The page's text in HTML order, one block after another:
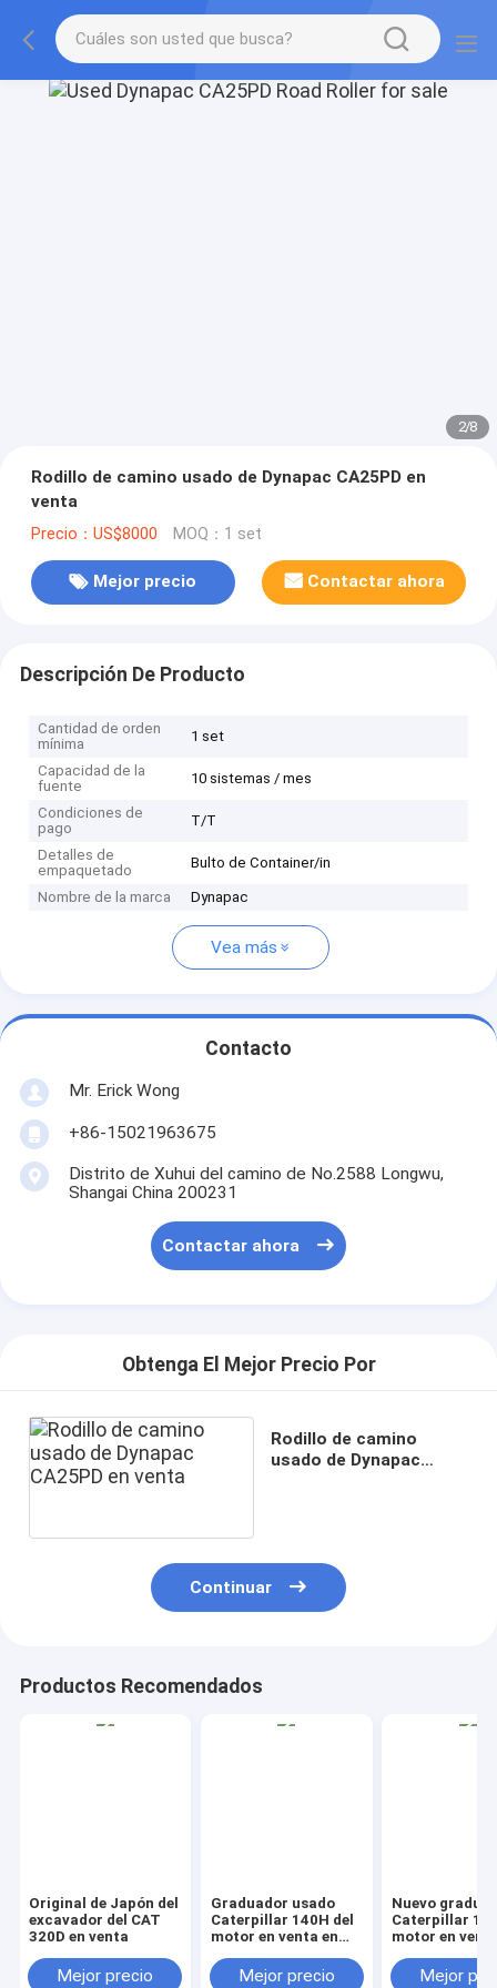
2/8
Rodillo de camino usado de Dynapac CA25PD en
venta
Precio：US$8000 MOQ：1 set
Mejor precio Contactar ahora
Descripción De Producto
Cantidad de orden
mínima
1 set
Capacidad de la
fuente
10 sistemas / mes
Condiciones de
pago
T/T
Detalles de
empaquetado
Bulto de Container/in
Nombre de la marca Dynapac
Vea más
Contacto
Mr. Erick Wong
+86-15021963675
Distrito de Xuhui del camino de No.2588 Longwu,
Shangai China 200231
Contactar ahora
Obtenga El Mejor Precio Por
Rodillo de camino
usado de Dynapac
Continuar
Productos Recomendados
Original de Japón del
excavador del CAT
320D en venta
Mejor precio
Graduador usado
Caterpillar 140H del
motor en venta en
Mejor precio
Nuevo
Caterpillar
motor en
Mejor